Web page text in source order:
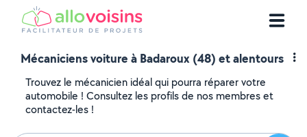
Mécaniciens voiture à Badaroux (48) et alentours
Trouvez le mécanicien idéal qui pourra réparer votre
automobile ! Consultez les profils de nos membres et
contactez-les !